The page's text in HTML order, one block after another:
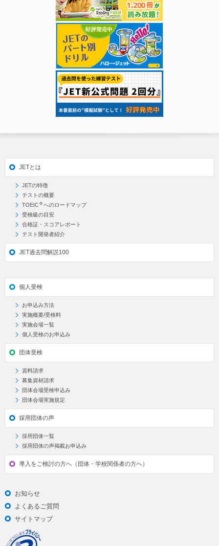
JETとは
JETの特徴
テストの概要
TOEIC ® へのロードマップ
受検級の目安
合格証・スコアレポート
テスト開発者紹介
JET過去問解説100
個人受検
お申込み方法
実施概要/受検料
実施会場一覧
個人受検のお申込み
団体受検
資料請求
募集資材請求
団体会場受検申込み
団体会場実施規定
採用団体の声
採用団体一覧
採用団体の声掲載お申込み
導入をご検討の方へ（団体・学校関係者の方へ）
お知らせ
よくあるご質問
サイトマップ